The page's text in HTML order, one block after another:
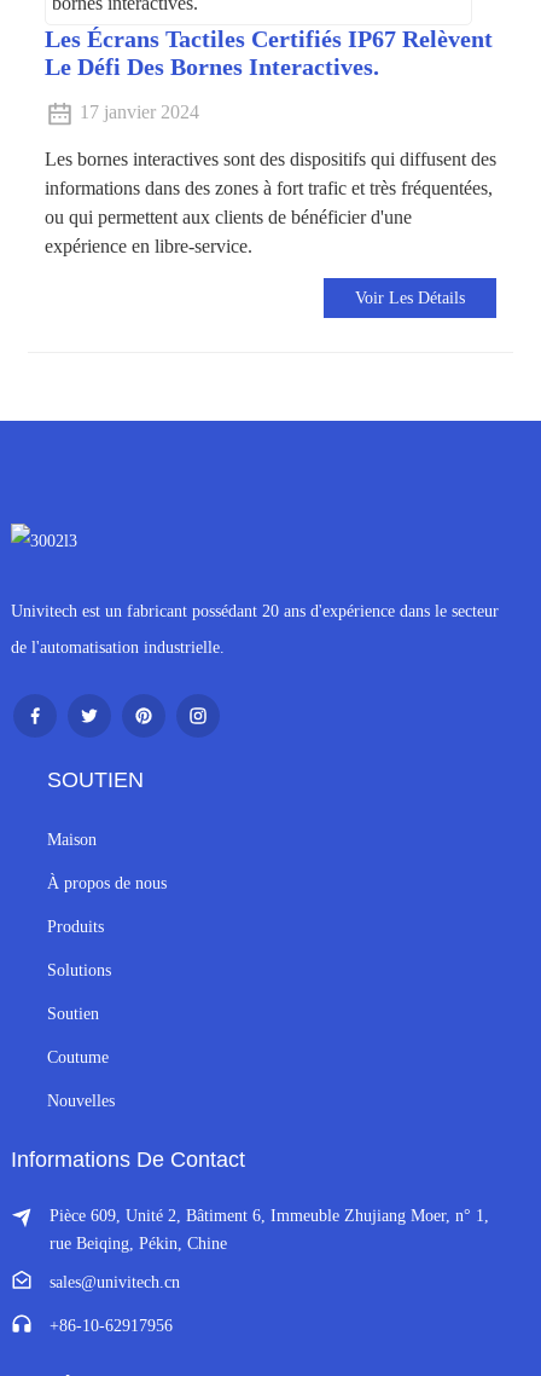
Les Écrans Tactiles Certifiés IP67 Relèvent
Le Défi Des Bornes Interactives.
17 janvier 2024
Les bornes interactives sont des dispositifs qui diffusent des
informations dans des zones à fort trafic et très fréquentées,
ou qui permettent aux clients de bénéficier d'une
expérience en libre-service.
Voir Les Détails
Univitech est un fabricant possédant 20 ans d'expérience dans le secteur
de l'automatisation industrielle.
SOUTIEN
Maison
À propos de nous
Produits
Solutions
Soutien
Coutume
Nouvelles
Informations De Contact
Pièce 609, Unité 2, Bâtiment 6, Immeuble Zhujiang Moer, n° 1,
rue Beiqing, Pékin, Chine
sales@univitech.cn
+86-10-62917956